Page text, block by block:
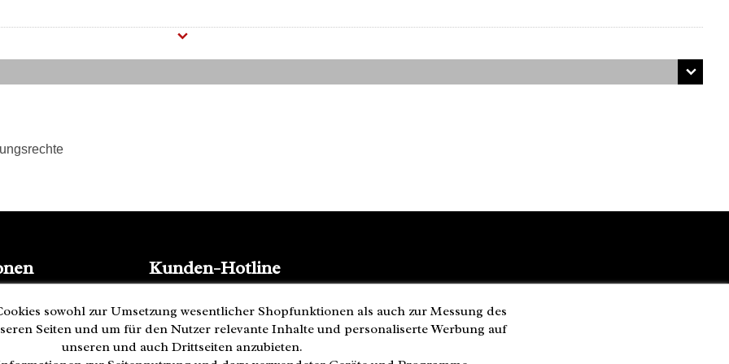
an der Rückwand des Rucksacks auf
mehrere kleinere Steckfächer
Kunden-Hotline
Mo - Fr 08:00 - 18:00
• geöffnet
sowohl zur Umsetzung wesentlicher Shopfunktionen als auch zur Messung des
Seiten und um für den Nutzer relevante Inhalte und personaliserte Werbung auf
unseren und auch Drittseiten anzubieten.